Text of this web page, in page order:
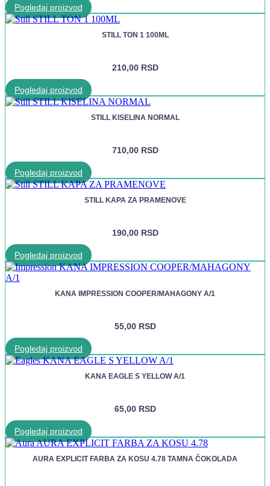
Pogledaj proizvod
STILL TON 1 100ML
210,00 RSD
Pogledaj proizvod
STILL KISELINA NORMAL
710,00 RSD
Pogledaj proizvod
STILL KAPA ZA PRAMENOVE
190,00 RSD
Pogledaj proizvod
KANA IMPRESSION COOPER/MAHAGONY A/1
55,00 RSD
Pogledaj proizvod
KANA EAGLE S YELLOW A/1
65,00 RSD
Pogledaj proizvod
AURA EXPLICIT FARBA ZA KOSU 4.78 TAMNA ČOKOLADA